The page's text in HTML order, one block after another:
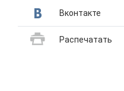
Вконтакте
Распечатать